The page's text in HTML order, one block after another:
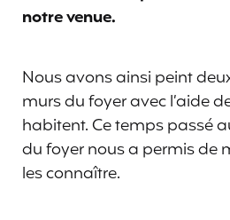
notre venue.
Nous avons ainsi peint
murs du foyer avec l’aide
habitent. Ce temps passé
du foyer nous a permis de
les connaître.